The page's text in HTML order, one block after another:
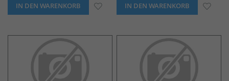
IN DEN WARENKORB ZUR IN DEN WARENKORB ZUR